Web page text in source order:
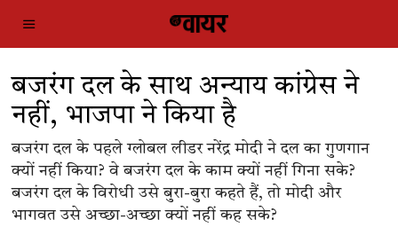
बजरंग दल के साथ अन्याय कांग्रेस ने
नहीं, भाजपा ने किया है
बजरंग दल के पहले ग्लोबल लीडर नरेंद्र मोदी ने दल का गुणगान
क्यों नहीं किया? वे बजरंग दल के काम क्यों नहीं गिना सके?
बजरंग दल के विरोधी उसे बुरा-बुरा कहते हैं, तो मोदी और
भागवत उसे अच्छा-अच्छा क्यों नहीं कह सके?